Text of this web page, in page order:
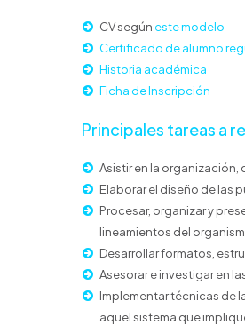
CV según este modelo
Certificado de alumno
Historia académica
Ficha de Inscripción
Principales tareas a
Asistir en la
Elaborar el diseño de las
Procesar, organizar y
lineamientos del
Desarrollar formatos,
Asesorar e investigar en
Implementar técnicas de
aquel sistema que